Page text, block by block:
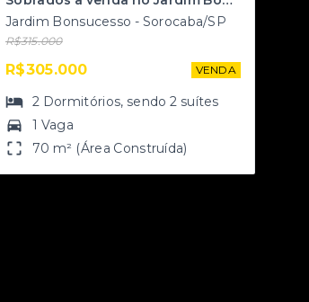
Jardim Bonsucesso - Sorocaba/SP
R$315.000
R$305.000 VENDA
2 Dormitórios, sendo2 suítes
1 Vaga
70 m² (Área Construída)